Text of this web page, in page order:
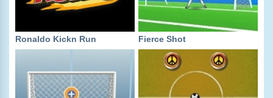
Ronaldo Kickn Run Fierce Shot